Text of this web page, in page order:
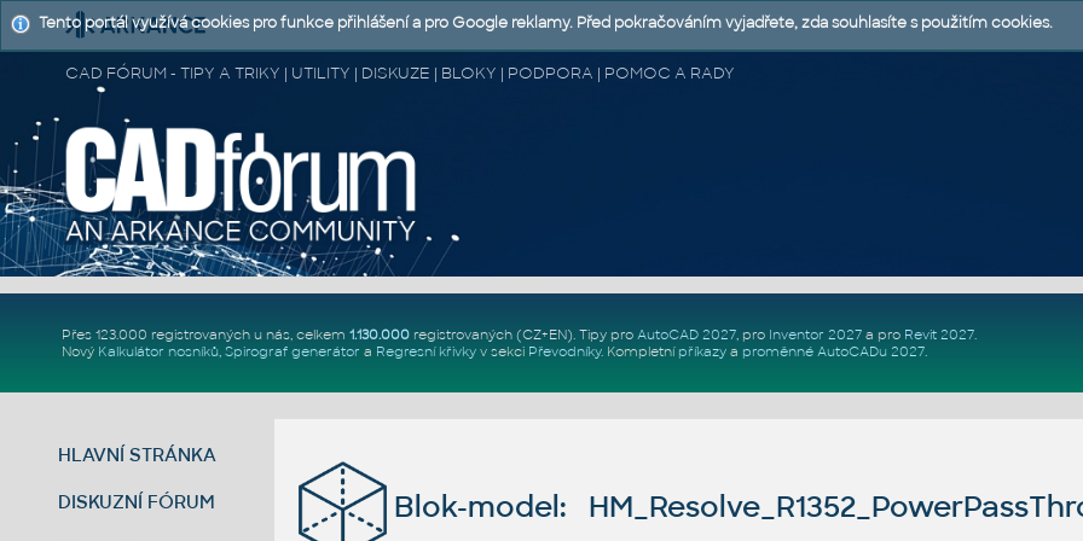
CAD FÓRUM - TIPY A TRIKY | UTILITY | DISKUZE | BLOKY | PODPORA | POMOC A RADY
Přes 123.000 registrovaných u nás, celkem 1.130.000registrovaných (CZ+EN). Tipy pro AutoCAD 2027, pro Inventor 2027a pro Revit 2027.
Nový Kalkulátor nosníků, Spirograf generátor a Regresní křivkyv sekci Převodníky. Kompletní příkazya proměnné AutoCADu 2027.
HLAVNÍ STRÁNKA
DISKUZNÍ FÓRUM Blok-model:
Tento portál využívá cookies pro funkce přihlášení a pro Google reklamy. Před pokračováním vyjadřete, zda souhlasíte s použitím cookies.